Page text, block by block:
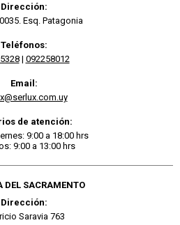
Dirección:
Esq. Patagonia
Teléfonos:
| 092258012
Email:
de atención:
9:00 a 18:00 hrs
9:00 a 13:00 hrs
DEL SACRAMENTO
Dirección:
Saravia 763